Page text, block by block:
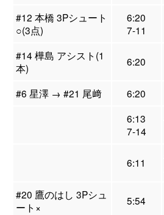
#12 本橋 3Pシュート
○(3点)
6:20
7-11
#14 樺島 アシスト(1
本)
6:20
#6 星澤 → #21 尾﨑
6:20
6:13
7-14
6:11
#20 鷹のはし 3Pシュ
ート×
5:54